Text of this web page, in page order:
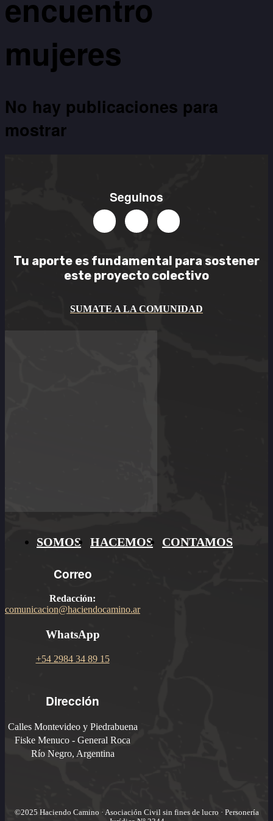
encuentro
mujeres
No hay publicaciones para
mostrar
Seguinos
Tu aporte es fundamental para sostener
este proyecto colectivo
SUMATE A LA COMUNIDAD
SOMOS HACEMOS CONTAMOS
Correo
Redacción:
comunicacion@haciendocamino.ar
WhatsApp
+54 2984 34 89 15
Dirección
Calles Montevideo y Piedrabuena
Fiske Menuco - General Roca
Río Negro, Argentina
©2025 Haciendo Camino · Asociación Civil sin fines de lucro · Personería